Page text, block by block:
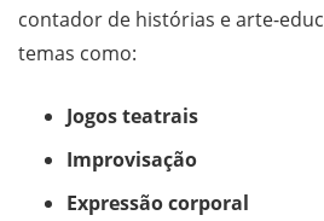
contador de histórias e arte-
temas como:
Jogos teatrais
Improvisação
Expressão corporal